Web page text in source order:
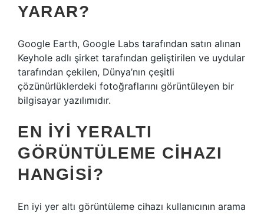
YARAR?
Google Earth, Google Labs tarafından satın alınan
Keyhole adlı şirket tarafından geliştirilen ve uydular
tarafından çekilen, Dünya’nın çeşitli
çözünürlüklerdeki fotoğraflarını görüntüleyen bir
bilgisayar yazılımıdır.
EN IYI YERALTI
GÖRÜNTÜLEME CIHAZI
HANGISI?
En iyi yer altı görüntüleme cihazı kullanıcının arama